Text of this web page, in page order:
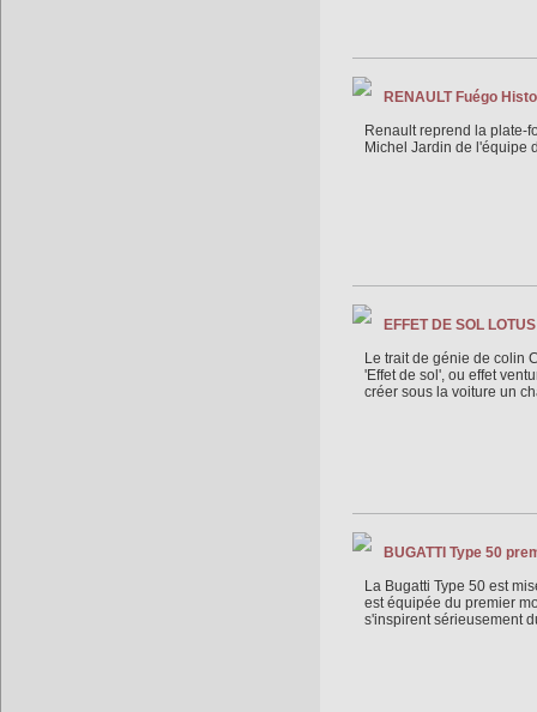
RENAULT Fuégo
Renault reprend la plate-
Michel Jardin de l'équipe
EFFET DE SOL
Le trait de génie de colin
'Effet de sol', ou effet
créer sous la voiture un
BUGATTI Type 50
La Bugatti Type 50 est
est équipée du premier
s'inspirent sérieusement